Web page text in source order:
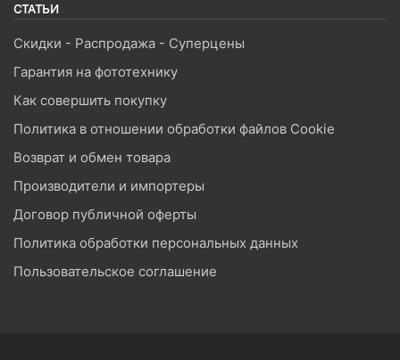
СТАТЬИ
Скидки - Распродажа - Суперцены
Гарантия на фототехнику
Как совершить покупку
Политика в отношении обработки файлов Cookie
Возврат и обмен товара
Производители и импортеры
Договор публичной оферты
Политика обработки персональных данных
Пользовательское соглашение